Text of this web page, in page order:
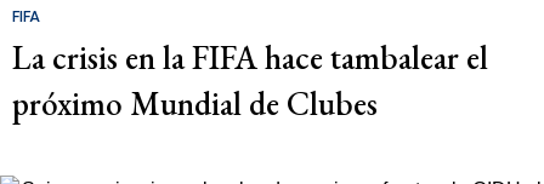
FIFA
La crisis en la FIFA hace tambalear el
próximo Mundial de Clubes